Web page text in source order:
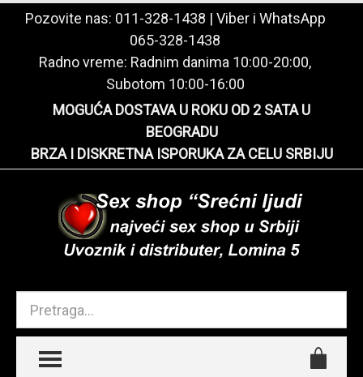
Pozovite nas: 011-328-1438 | Viber i WhatsApp
065-328-1438
Radno vreme: Radnim danima 10:00-20:00,
Subotom 10:00-16:00
MOGUĆA DOSTAVA U ROKU OD 2 SATA U
BEOGRADU
BRZA I DISKRETNA ISPORUKA ZA CELU SRBIJU
TOGGLE MENU